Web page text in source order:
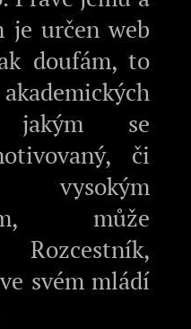
je určen web
doufám, to
jakým se
či
může
svém mládí